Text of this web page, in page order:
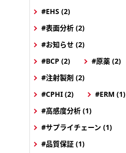
#EHS (2)
#表面分析 (2)
#お知らせ (2)
#BCP (2)
#原薬 (2)
#注射製剤 (2)
#CPHI (2)
#ERM (1)
#高感度分析 (1)
#サプライチェーン (1)
#品質保証 (1)